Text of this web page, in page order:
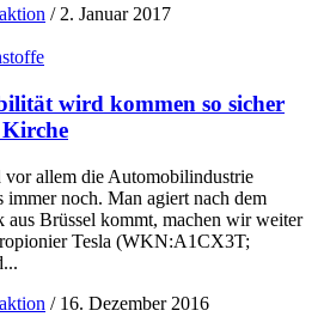
/ 2. Januar 2017
wird kommen so sicher
vor allem die Automobilindustrie
immer noch. Man agiert nach dem
Brüssel kommt, machen wir weiter
Tesla (WKN:A1CX3T;
/ 16. Dezember 2016